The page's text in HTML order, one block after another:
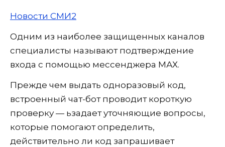
Новости СМИ2
Одним из наиболее защищенных каналов
специалисты называют подтверждение
входа с помощью мессенджера МАХ.
Прежде чем выдать одноразовый код,
встроенный чат-бот проводит короткую
проверку — ьзадает уточняющие вопросы,
которые помогают определить,
действительно ли код запрашивает